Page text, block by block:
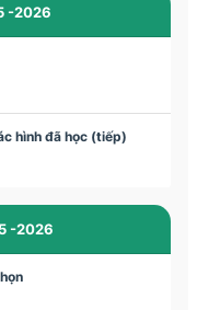
-2026
hình đã học (tiếp)
-2026